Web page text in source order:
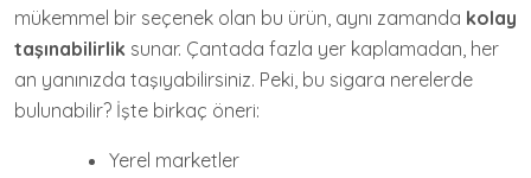
mükemmel bir seçenek olan bu ürün, aynı zamanda kolay
taşınabilirlik sunar. Çantada fazla yer kaplamadan, her
an yanınızda taşıyabilirsiniz. Peki, bu sigara nerelerde
bulunabilir? İşte birkaç öneri:
Yerel marketler